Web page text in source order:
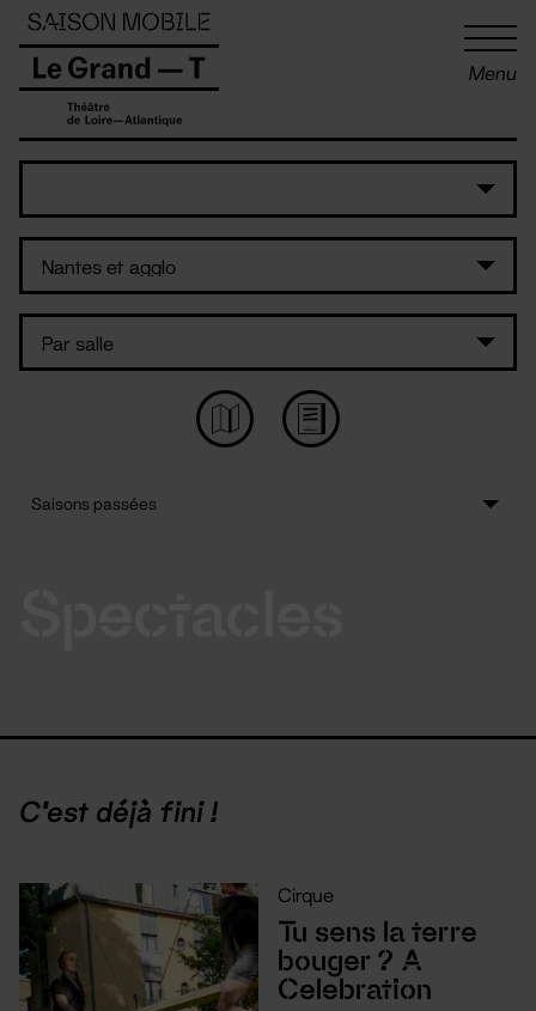
Menu
C'est déjà fini !
Cirque
Tu sens la terre
bouger ? A
Celebration
Panneau de gestion des cookies